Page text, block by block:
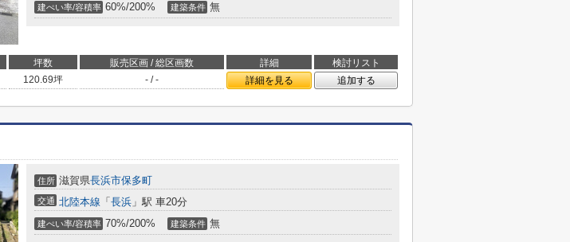
建ぺい率/容積率 60%/200% 建築条件 無
坪数 販売区画 / 総区画数 詳細
検討リスト
120.69坪 - / - 詳細を見る 追加する
住所 滋賀県長浜市保多町
交通 北陸本線 「 長浜 」駅 車20分
建ぺい率/容積率 70%/200% 建築条件 無